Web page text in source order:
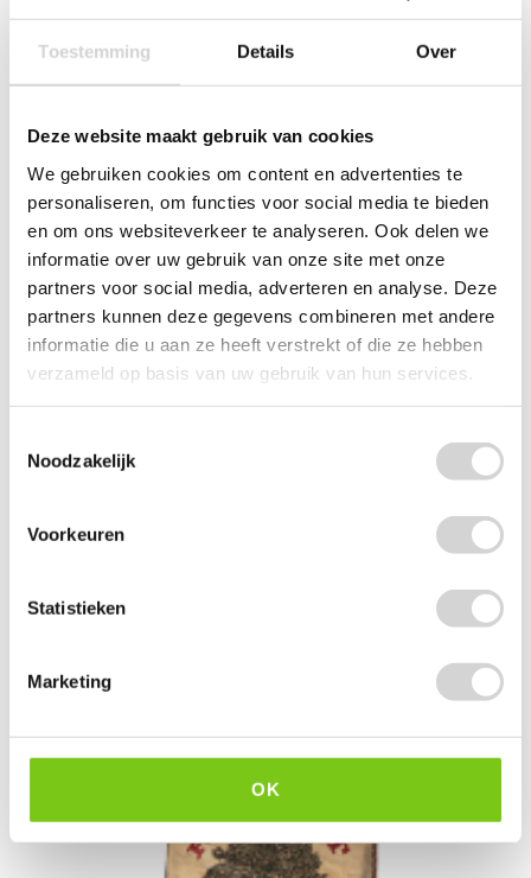
Toestemming Details Over
Deze website maakt gebruik van cookies
We gebruiken cookies om content en advertenties te
personaliseren, om functies voor social media te bieden
en om ons websiteverkeer te analyseren. Ook delen we
informatie over uw gebruik van onze site met onze
partners voor social media, adverteren en analyse. Deze
partners kunnen deze gegevens combineren met andere
informatie die u aan ze heeft verstrekt of die ze hebben
verzameld op basis van uw gebruik van hun services.
Noodzakelijk
Voorkeuren
Statistieken
Marketing
OK
Always Discreet Incontinentieverband voor Urineverlies
Op voorraad: direct leverbaar
4.29
3.20 EXCL. BTW